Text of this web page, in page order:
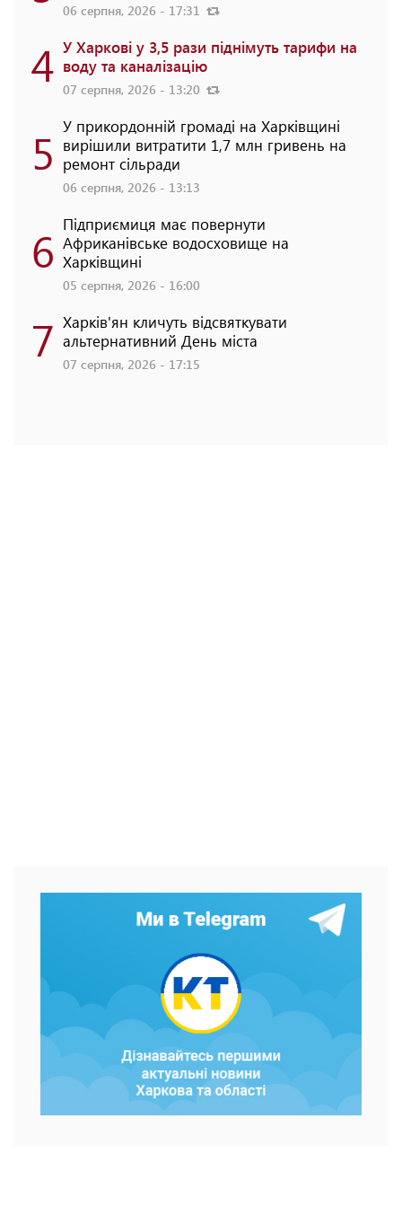
06 серпня, 2026 - 17:31
4 У Харкові у 3,5 рази піднімуть тарифи на
воду та каналізацію
07 серпня, 2026 - 13:20
5 У прикордонній громаді на Харківщині
вирішили витратити 1,7 млн гривень на
ремонт сільради
06 серпня, 2026 - 13:13
6 Підприємиця має повернути
Африканівське водосховище на
Харківщині
05 серпня, 2026 - 16:00
7 Харків'ян кличуть відсвяткувати
альтернативний День міста
07 серпня, 2026 - 17:15